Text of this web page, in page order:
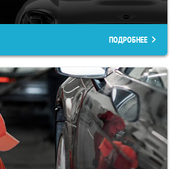
ПОДРОБНЕЕ